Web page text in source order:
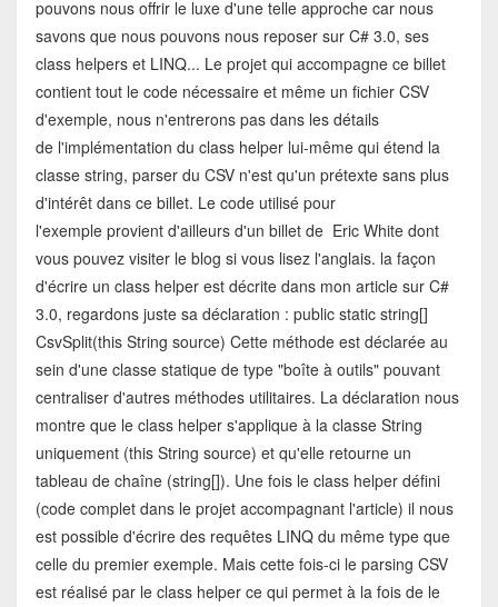
pouvons nous offrir le luxe d'une telle approche car nous
savons que nous pouvons nous reposer sur C# 3.0, ses
class helpers et LINQ... Le projet qui accompagne ce billet
contient tout le code nécessaire et même un fichier CSV
d'exemple, nous n'entrerons pas dans les détails
de l'implémentation du class helper lui-même qui étend la
classe string, parser du CSV n'est qu'un prétexte sans plus
d'intérêt dans ce billet. Le code utilisé pour
l'exemple provient d'ailleurs d'un billet de Eric White dont
vous pouvez visiter le blog si vous lisez l'anglais. la façon
d'écrire un class helper est décrite dans mon article sur C#
3.0, regardons juste sa déclaration : public static string[]
CsvSplit(this String source) Cette méthode est déclarée au
sein d'une classe statique de type "boîte à outils" pouvant
centraliser d'autres méthodes utilitaires. La déclaration nous
montre que le class helper s'applique à la classe String
uniquement (this String source) et qu'elle retourne un
tableau de chaîne (string[]). Une fois le class helper défini
(code complet dans le projet accompagnant l'article) il nous
est possible d'écrire des requêtes LINQ du même type que
celle du premier exemple. Mais cette fois-ci le parsing CSV
est réalisé par le class helper ce qui permet à la fois de le